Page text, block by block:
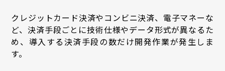
クレジットカード決済やコンビニ決済、電子マネーな
ど、決済手段ごとに技術仕様やデータ形式が異なるた
め、導入する決済手段の数だけ開発作業が発生しま
す。